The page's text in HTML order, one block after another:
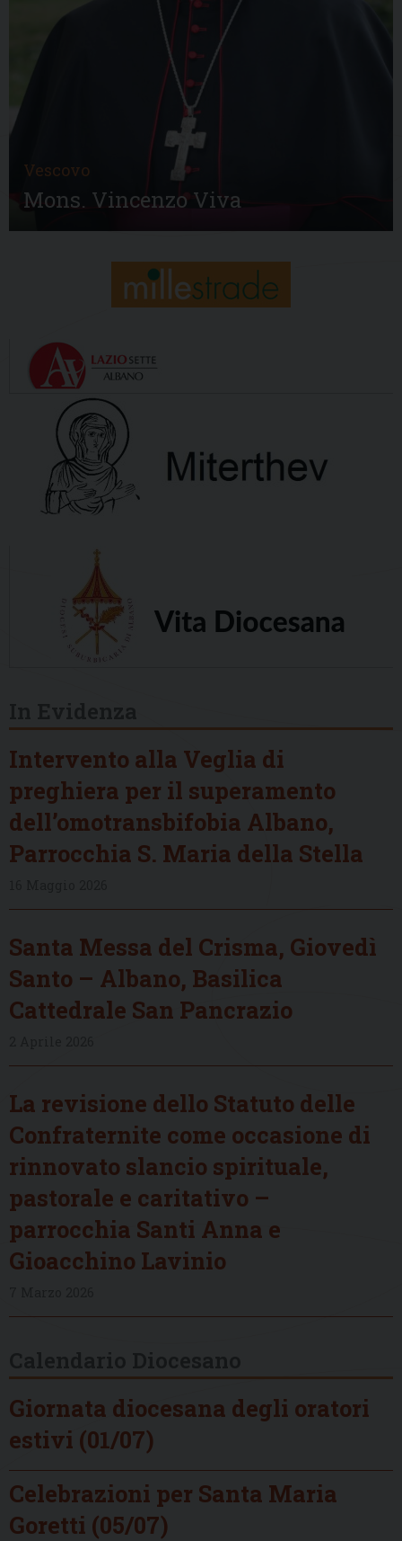
Vescovo
Mons. Vincenzo Viva
Intervento alla Veglia di
preghiera per il superamento
dell’omotransbifobia Albano,
Parrocchia S. Maria della Stella
Santa Messa del Crisma, Giovedì
Santo – Albano, Basilica
Cattedrale San Pancrazio
La revisione dello Statuto delle
Confraternite come occasione di
rinnovato slancio spirituale,
pastorale e caritativo –
parrocchia Santi Anna e
Gioacchino Lavinio
Giornata diocesana degli oratori
estivi (01/07)
Celebrazioni per Santa Maria
Goretti (05/07)